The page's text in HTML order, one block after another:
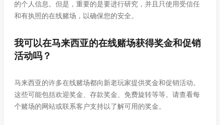
的个人信息。但是，重要的是要进行研究，并且只使用受信任
和有执照的在线赌场，以确保您的安全。
我可以在马来西亚的在线赌场获得奖金和促销
活动吗？
马来西亚的许多在线赌场都向新老玩家提供奖金和促销活动。
这些可能包括欢迎奖金、存款奖金、免费旋转等等。请查看每
个赌场的网站或联系客户支持以了解可用的奖金。